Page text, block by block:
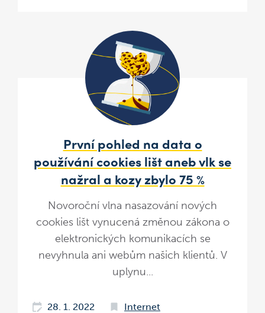
První pohled na data o
používání cookies lišt aneb vlk se
nažral a kozy zbylo 75 %
Novoroční vlna nasazování nových
cookies lišt vynucená změnou zákona o
elektronických komunikacích se
nevyhnula ani webům našich klientů. V
uplynu...
28. 1. 2022
Internet